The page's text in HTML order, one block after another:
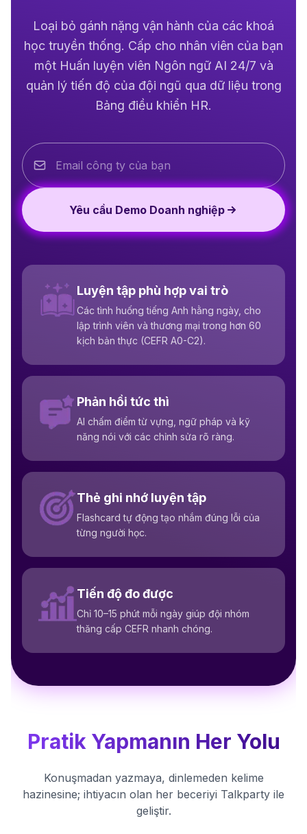
Loại bỏ gánh nặng vận hành của các khoá
học truyền thống. Cấp cho nhân viên của bạn
một Huấn luyện viên Ngôn ngữ AI 24/7 và
quản lý tiến độ của đội ngũ qua dữ liệu trong
Bảng điều khiển HR.
Yêu cầu Demo Doanh nghiệp
Luyện tập phù hợp vai trò
Các tình huống tiếng Anh hằng ngày, cho
lập trình viên và thương mại trong hơn 60
kịch bản thực (CEFR A0-C2).
Phản hồi tức thì
AI chấm điểm từ vựng, ngữ pháp và kỹ
năng nói với các chỉnh sửa rõ ràng.
Thẻ ghi nhớ luyện tập
Flashcard tự động tạo nhắm đúng lỗi của
từng người học.
Tiến độ đo được
Chỉ 10–15 phút mỗi ngày giúp đội nhóm
thăng cấp CEFR nhanh chóng.
Pratik Yapmanın Her Yolu
Konuşmadan yazmaya, dinlemeden kelime
hazinesine; ihtiyacın olan her beceriyi Talkparty ile
geliştir.